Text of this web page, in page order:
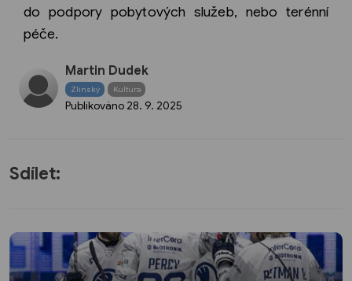
do podpory pobytových služeb, nebo terénní
péče.
Martin Dudek
Zlínský Kultura
Publikováno 28. 9. 2025
Sdílet: